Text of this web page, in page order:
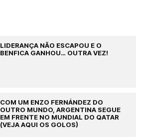
LIDERANÇA NÃO ESCAPOU E O
BENFICA GANHOU… OUTRA VEZ!
COM UM ENZO FERNÁNDEZ DO
OUTRO MUNDO, ARGENTINA SEGUE
EM FRENTE NO MUNDIAL DO QATAR
(VEJA AQUI OS GOLOS)